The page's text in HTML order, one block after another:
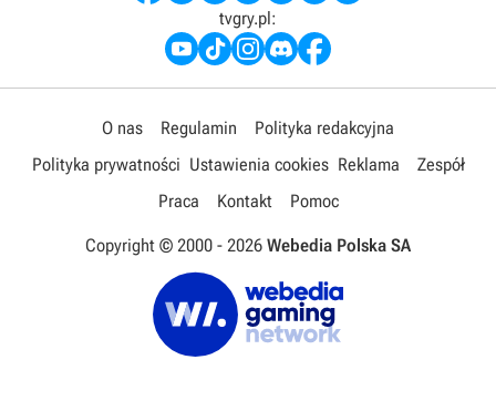
tvgry.pl:
O nas Regulamin
Polityka redakcyjna
Polityka prywatności Ustawienia cookies Reklama
Zespół
Praca
Kontakt Pomoc
Copyright © 2000 - 2026 Webedia Polska SA